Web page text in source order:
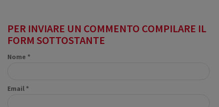
PER INVIARE UN COMMENTO COMPILARE IL
FORM SOTTOSTANTE
Nome *
Email *